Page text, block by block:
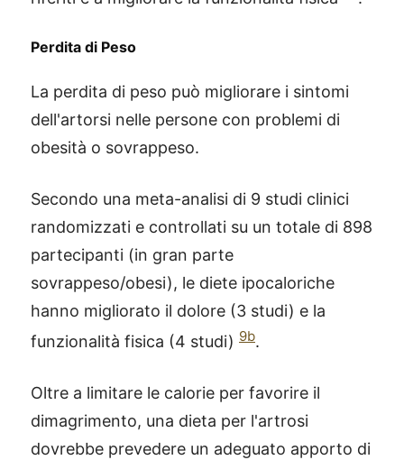
Perdita di Peso
La perdita di peso può migliorare i sintomi
dell'artorsi nelle persone con problemi di
obesità o sovrappeso.
Secondo una meta-analisi di 9 studi clinici
randomizzati e controllati su un totale di 898
partecipanti (in gran parte
sovrappeso/obesi), le diete ipocaloriche
hanno migliorato il dolore (3 studi) e la
funzionalità fisica (4 studi) 9b.
Oltre a limitare le calorie per favorire il
dimagrimento, una dieta per l'artrosi
dovrebbe prevedere un adeguato apporto di